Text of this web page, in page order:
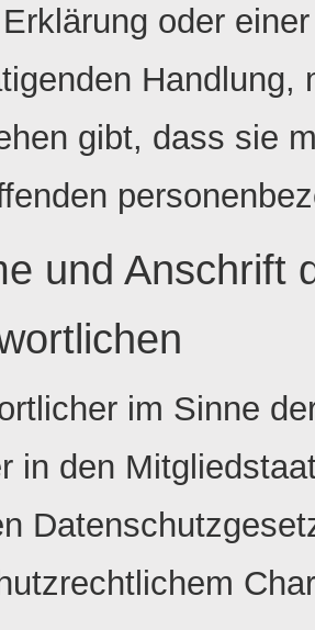
oder
Handlung,
gibt, dass sie
und Anschrift
im Sinne
in den